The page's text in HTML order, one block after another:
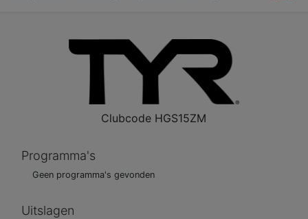
Clubcode HGS15ZM
Programma's
Geen programma's gevonden
Uitslagen